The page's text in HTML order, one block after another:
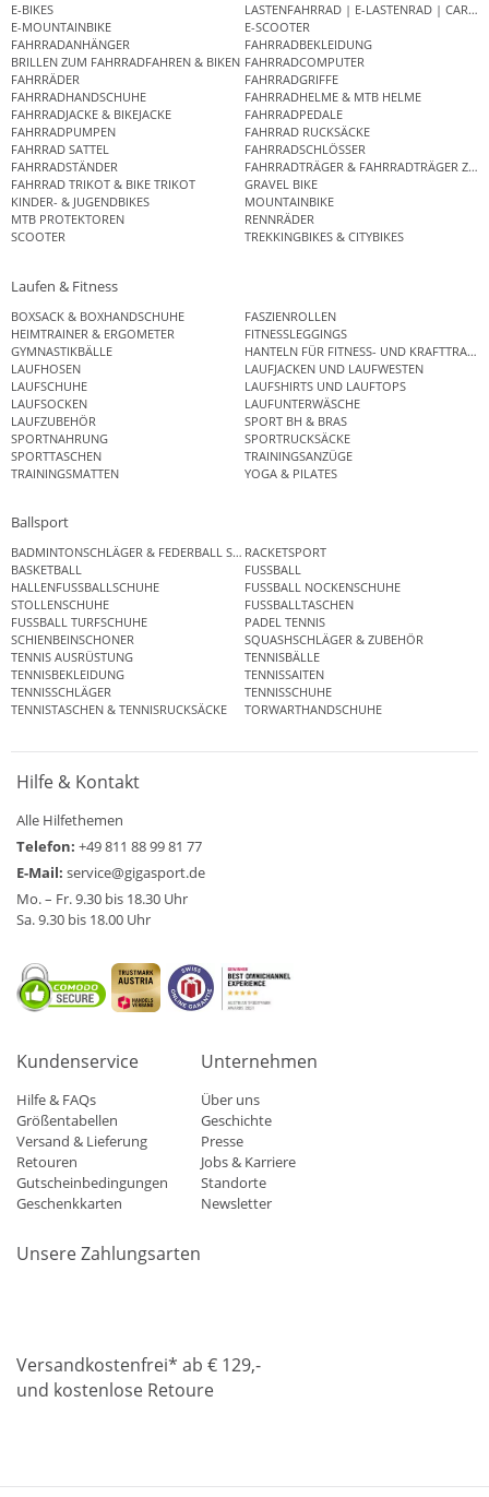
E-BIKES
LASTENFAHRRAD | E-LASTENRAD |
E-MOUNTAINBIKE
E-SCOOTER
FAHRRADANHÄNGER
FAHRRADBEKLEIDUNG
BRILLEN ZUM FAHRRADFAHREN & BIKEN FAHRRADCOMPUTER
FAHRRÄDER
FAHRRADGRIFFE
FAHRRADHANDSCHUHE
FAHRRADHELME & MTB HELME
FAHRRADJACKE & BIKEJACKE
FAHRRADPEDALE
FAHRRADPUMPEN
FAHRRAD RUCKSÄCKE
FAHRRAD SATTEL
FAHRRADSCHLÖSSER
FAHRRADSTÄNDER
FAHRRADTRÄGER & FAHRRADTRÄGER
FAHRRAD TRIKOT & BIKE TRIKOT
GRAVEL BIKE
KINDER- & JUGENDBIKES
MOUNTAINBIKE
MTB PROTEKTOREN
RENNRÄDER
SCOOTER
TREKKINGBIKES & CITYBIKES
Laufen & Fitness
BOXSACK & BOXHANDSCHUHE
FASZIENROLLEN
HEIMTRAINER & ERGOMETER
FITNESSLEGGINGS
GYMNASTIKBÄLLE
HANTELN FÜR FITNESS- UND
LAUFHOSEN
LAUFJACKEN UND LAUFWESTEN
LAUFSCHUHE
LAUFSHIRTS UND LAUFTOPS
LAUFSOCKEN
LAUFUNTERWÄSCHE
LAUFZUBEHÖR
SPORT BH & BRAS
SPORTNAHRUNG
SPORTRUCKSÄCKE
SPORTTASCHEN
TRAININGSANZÜGE
TRAININGSMATTEN
YOGA & PILATES
Ballsport
BADMINTONSCHLÄGER & FEDERBALL SETSRACKETSPORT
BASKETBALL
FUSSBALL
HALLENFUSSBALLSCHUHE
FUSSBALL NOCKENSCHUHE
STOLLENSCHUHE
FUSSBALLTASCHEN
FUSSBALL TURFSCHUHE
PADEL TENNIS
SCHIENBEINSCHONER
SQUASHSCHLÄGER & ZUBEHÖR
TENNIS AUSRÜSTUNG
TENNISBÄLLE
TENNISBEKLEIDUNG
TENNISSAITEN
TENNISSCHLÄGER
TENNISSCHUHE
TENNISTASCHEN & TENNISRUCKSÄCKE
TORWARTHANDSCHUHE
Hilfe & Kontakt
Alle Hilfethemen
Telefon: +49 811 88 99 81 77
E-Mail: service@gigasport.de
Mo. – Fr. 9.30 bis 18.30 Uhr
Sa. 9.30 bis 18.00 Uhr
Kundenservice
Hilfe & FAQs
Größentabellen
Versand & Lieferung
Retouren
Gutscheinbedingungen
Geschenkkarten
Unternehmen
Über uns
Geschichte
Presse
Jobs & Karriere
Standorte
Newsletter
Unsere Zahlungsarten
Versandkostenfrei* ab € 129,-
und kostenlose Retoure